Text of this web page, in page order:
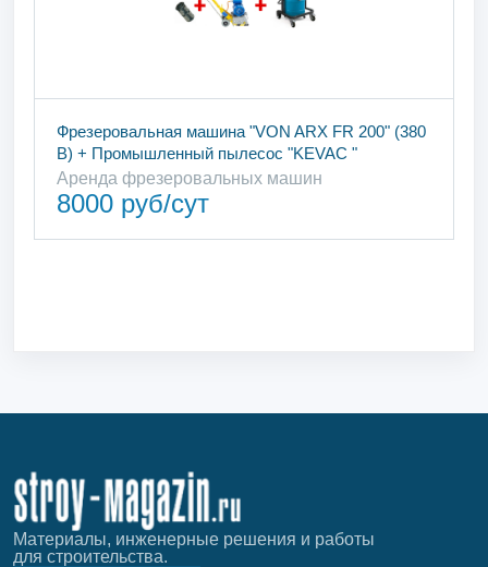
Фрезеровальная машина "VON ARX FR 200" (380
В) + Промышленный пылесос "KEVAC "
Аренда фрезеровальных машин
8000 руб/сут
Материалы, инженерные решения и работы
для строительства.